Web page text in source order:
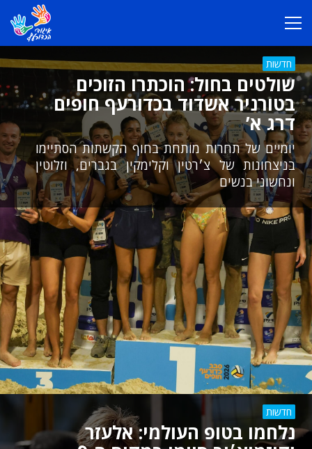
חדשות
שולטים בחול: הוכתרו הזוכים
בטורניר אשדוד בכדורעף חופים
דרג א’
יומיים של תחרות מותחת בחוף הקשתות הסתיימו
בניצחונות של צ׳רטין וקלימקין בגברים, וזלוטין
ונחשוני בנשים
חדשות
נלחמו בטופ העולמי: אלעזר